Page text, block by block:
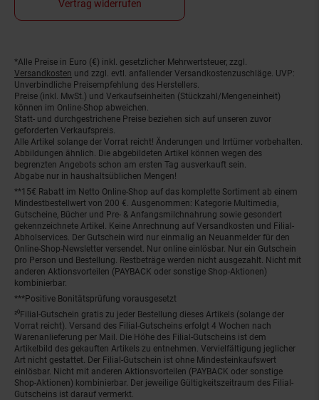
Vertrag widerrufen
Fußnoten
*Alle Preise in Euro (€) inkl. gesetzlicher Mehrwertsteuer, zzgl.
Versandkosten und zzgl. evtl. anfallender Versandkostenzuschläge. UVP:
Unverbindliche Preisempfehlung des Herstellers.
Preise (inkl. MwSt.) und Verkaufseinheiten (Stückzahl/Mengeneinheit)
können im Online-Shop abweichen.
Statt- und durchgestrichene Preise beziehen sich auf unseren zuvor
geforderten Verkaufspreis.
Alle Artikel solange der Vorrat reicht! Änderungen und Irrtümer vorbehalten.
Abbildungen ähnlich. Die abgebildeten Artikel können wegen des
begrenzten Angebots schon am ersten Tag ausverkauft sein.
Abgabe nur in haushaltsüblichen Mengen!
**15€ Rabatt im Netto Online-Shop auf das komplette Sortiment ab einem
Mindestbestellwert von 200 €. Ausgenommen: Kategorie Multimedia,
Gutscheine, Bücher und Pre- & Anfangsmilchnahrung sowie gesondert
gekennzeichnete Artikel. Keine Anrechnung auf Versandkosten und Filial-
Abholservices. Der Gutschein wird nur einmalig an Neuanmelder für den
Online-Shop-Newsletter versendet. Nur online einlösbar. Nur ein Gutschein
pro Person und Bestellung. Restbeträge werden nicht ausgezahlt. Nicht mit
anderen Aktionsvorteilen (PAYBACK oder sonstige Shop-Aktionen)
kombinierbar.
***Positive Bonitätsprüfung vorausgesetzt
²⁰Filial-Gutschein gratis zu jeder Bestellung dieses Artikels (solange der
Vorrat reicht). Versand des Filial-Gutscheins erfolgt 4 Wochen nach
Warenanlieferung per Mail. Die Höhe des Filial-Gutscheins ist dem
Artikelbild des gekauften Artikels zu entnehmen. Vervielfältigung jeglicher
Art nicht gestattet. Der Filial-Gutschein ist ohne Mindesteinkaufswert
einlösbar. Nicht mit anderen Aktionsvorteilen (PAYBACK oder sonstige
Shop-Aktionen) kombinierbar. Der jeweilige Gültigkeitszeitraum des Filial-
Gutscheins ist darauf vermerkt.